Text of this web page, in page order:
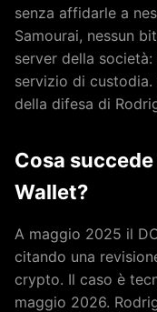
senza affidarle a
Samourai, nessun
server della
servizio di
della difesa di
Cosa
Wallet?
A maggio 2025 il
citando una
crypto. Il caso è
maggio 2026.